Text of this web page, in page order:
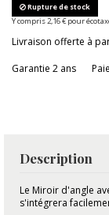
Rupture de stock
Y compris 2,16 € pour
Livraison offerte à
Garantie 2 ans
Description
Le Miroir d'angle
s'intégrera